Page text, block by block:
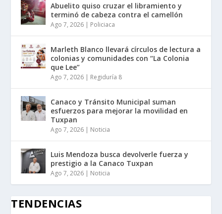
Abuelito quiso cruzar el libramiento y
terminó de cabeza contra el camellón
Ago 7, 2026 | Policiaca
Marleth Blanco llevará círculos de lectura a
colonias y comunidades con “La Colonia
que Lee”
Ago 7, 2026 | Regiduría 8
Canaco y Tránsito Municipal suman
esfuerzos para mejorar la movilidad en
Tuxpan
Ago 7, 2026 | Noticia
Luis Mendoza busca devolverle fuerza y
prestigio a la Canaco Tuxpan
Ago 7, 2026 | Noticia
TENDENCIAS